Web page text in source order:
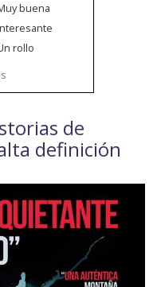
buena
rollo
de
definición